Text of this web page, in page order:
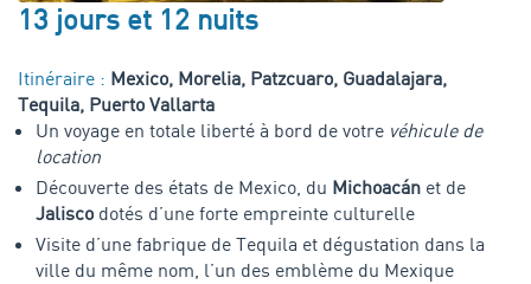
13 jours et 12 nuits
Itinéraire : Mexico, Morelia, Patzcuaro, Guadalajara,
Tequila, Puerto Vallarta
Un voyage en totale liberté à bord de votre véhicule de
location
Découverte des états de Mexico, du Michoacán et de
Jalisco dotés d’une forte empreinte culturelle
Visite d’une fabrique de Tequila et dégustation dans la
ville du même nom, l’un des emblème du Mexique